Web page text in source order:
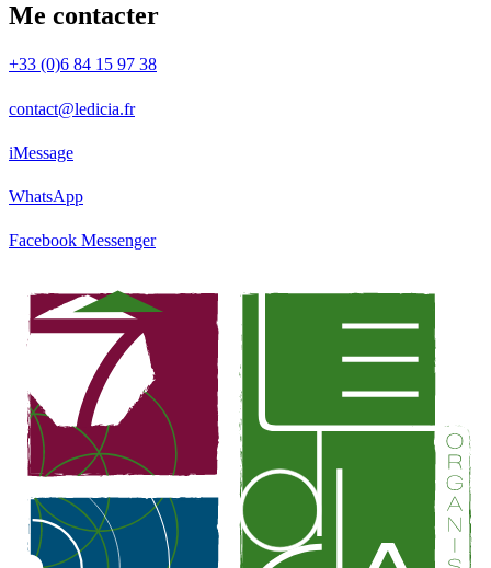
Me contacter
+33 (0)6 84 15 97 38
contact@ledicia.fr
iMessage
WhatsApp
Facebook Messenger